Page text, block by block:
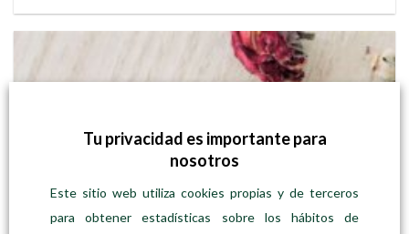
Tu privacidad es importante para
nosotros
Este sitio web utiliza cookies propias y de terceros
para obtener estadísticas sobre los hábitos de